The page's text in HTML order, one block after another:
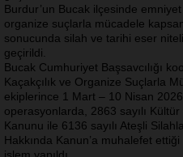
Burdur’un Bucak ilçesinde
organize suçlarla mücadele
sonucunda silah ve tarihi eser
geçirildi.
Bucak Cumhuriyet Başsavcılığı
Kaçakçılık ve Organize Suçlarla
ekiplerince 1 Mart – 10 Nisan
operasyonlarda, 2863 sayılı Kültür
Kanunu ile 6136 sayılı Ateşli
Hakkında Kanun’a muhalefet